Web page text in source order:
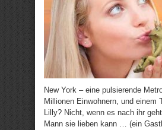
New York – eine pulsierende
Millionen Einwohnern, und einem
Lilly? Nicht, wenn es nach ihr
Mann sie lieben kann … (ein